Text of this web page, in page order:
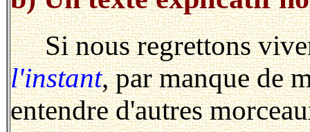
Si nous regrettons
l'instant, par manque de
entendre d'autres